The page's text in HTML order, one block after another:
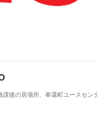
後の居場所、奉還町ユースセン